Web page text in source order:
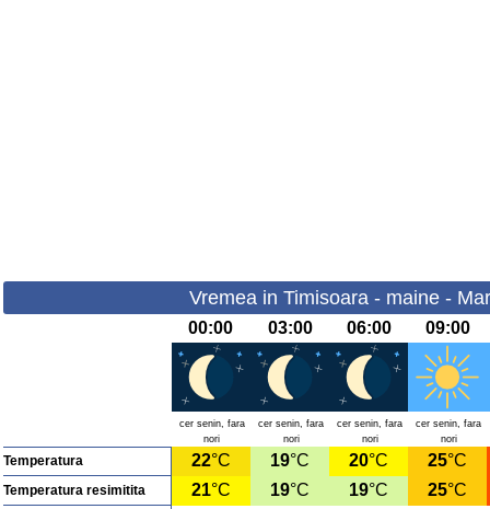
Vremea in Timisoara - maine -
00:00 03:00 06:00 09:00
cer senin, fara
nori
cer senin, fara
nori
cer senin, fara
nori
cer senin, fara
nori
Temperatura 22°C 19°C 20°C 25°C
Temperatura resimitita 21°C 19°C 19°C 25°C